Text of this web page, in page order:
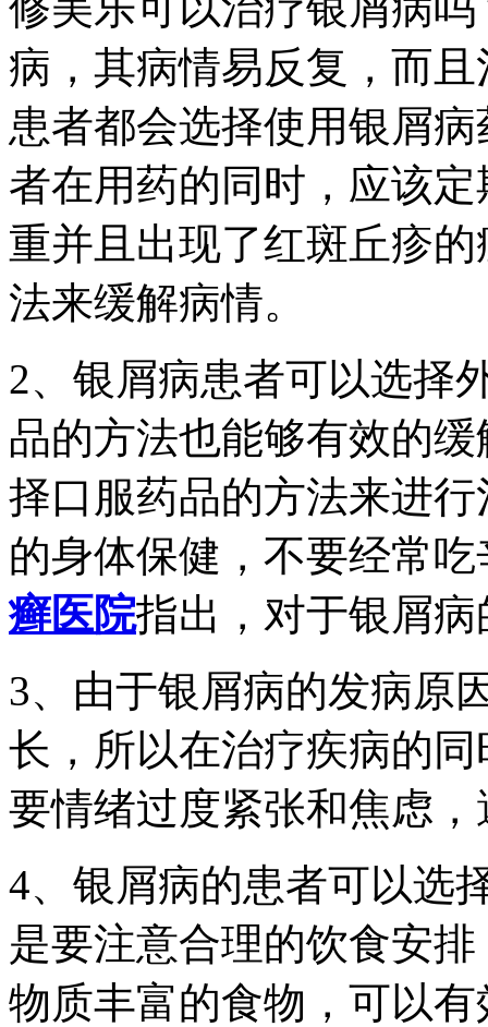
病，其病情易反复，而
患者都会选择使用银屑
者在用药的同时，应该
重并且出现了红斑丘疹
法来缓解病情。
2、银屑病患者可以选择
品的方法也能够有效的
择口服药品的方法来进
的身体保健，不要经常
癣医院指出，对于银屑
3、由于银屑病的发病原
长，所以在治疗疾病的
要情绪过度紧张和焦虑
4、银屑病的患者可以选
是要注意合理的饮食安
物质丰富的食物，可以